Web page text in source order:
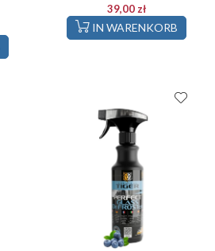
39,00 zł
IN WARENKORB